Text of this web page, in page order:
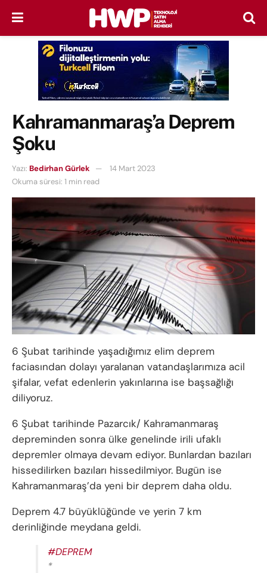
Kahramanmaraş’a Deprem
Şoku
Yazı: Bedirhan Gürlek
14 Mart 2023
Okuma süresi: 1 min read
6 Şubat tarihinde yaşadığımız elim deprem
faciasından dolayı yaralanan vatandaşlarımıza acil
şifalar, vefat edenlerin yakınlarına ise başsağlığı
diliyoruz.
6 Şubat tarihinde Pazarcık/ Kahramanmaraş
depreminden sonra ülke genelinde irili ufaklı
depremler olmaya devam ediyor. Bunlardan bazıları
hissedilirken bazıları hissedilmiyor. Bugün ise
Kahramanmaraş’da yeni bir deprem daha oldu.
Deprem 4.7 büyüklüğünde ve yerin 7 km
derinliğinde meydana geldi.
#DEPREM
*